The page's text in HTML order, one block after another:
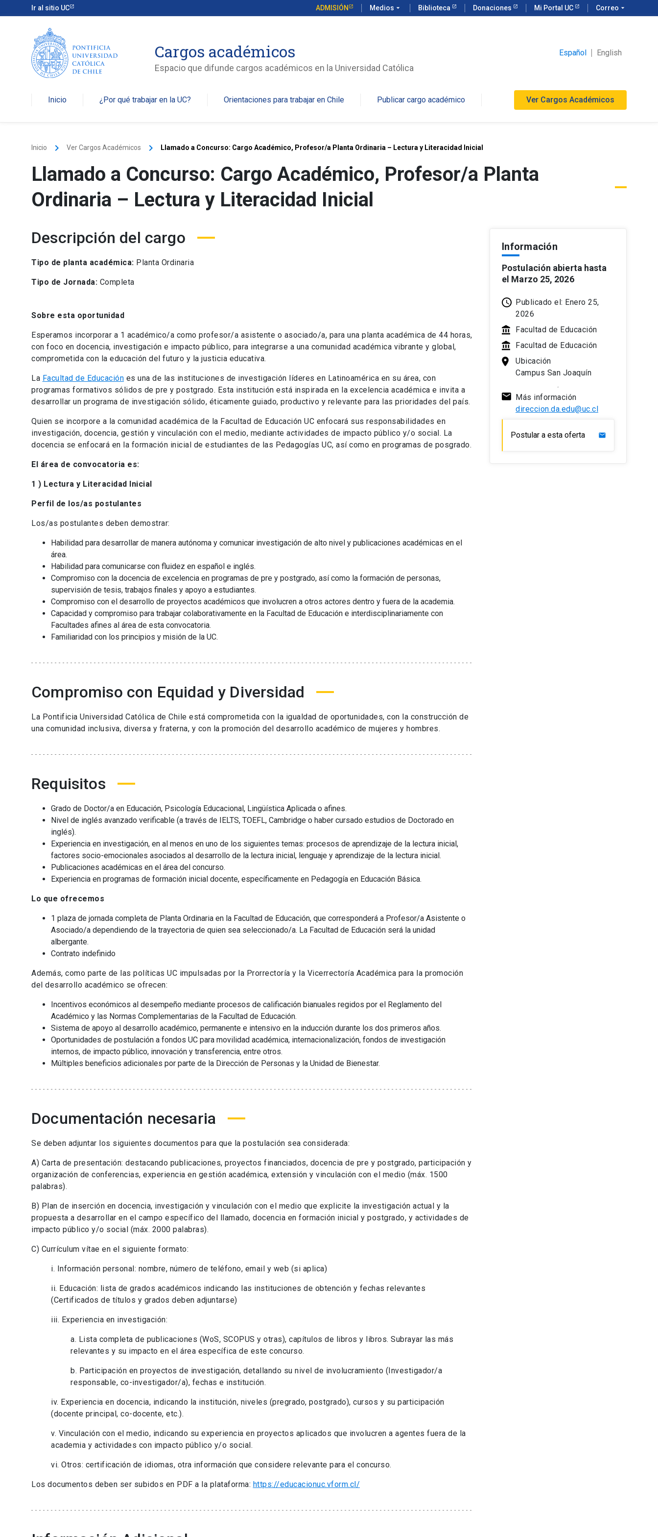
Ir al sitio UC ADMISIÓN Medios arrow_drop_down Biblioteca Donaciones Mi Portal UC Correo arrow_drop_down
Cargos académicos
Espacio que difunde cargos académicos en la Universidad Católica
Español English
Inicio ¿Por qué trabajar en la UC? Orientaciones para trabajar en Chile Publicar cargo académico Ver Cargos Académicos
Inicio keyboard_arrow_right Ver Cargos Académicos keyboard_arrow_right Llamado a Concurso: Cargo Académico, Profesor/a Planta Ordinaria – Lectura y Literacidad Inicial
Llamado a Concurso: Cargo Académico, Profesor/a Planta
Ordinaria – Lectura y Literacidad Inicial
Descripción del cargo
Tipo de planta académica: Planta Ordinaria
Tipo de Jornada: Completa
Sobre esta oportunidad
Esperamos incorporar a 1 académico/a como profesor/a asistente o asociado/a, para una planta académica de 44 horas,
con foco en docencia, investigación e impacto público, para integrarse a una comunidad académica vibrante y global,
comprometida con la educación del futuro y la justicia educativa.
La Facultad de Educación es una de las instituciones de investigación líderes en Latinoamérica en su área, con
programas formativos sólidos de pre y postgrado. Esta institución está inspirada en la excelencia académica e invita a
desarrollar un programa de investigación sólido, éticamente guiado, productivo y relevante para las prioridades del país.
Quien se incorpore a la comunidad académica de la Facultad de Educación UC enfocará sus responsabilidades en
investigación, docencia, gestión y vinculación con el medio, mediante actividades de impacto público y/o social. La
docencia se enfocará en la formación inicial de estudiantes de las Pedagogías UC, así como en programas de posgrado.
El área de convocatoria es:
1 ) Lectura y Literacidad Inicial
Perfil de los/as postulantes
Los/as postulantes deben demostrar:
Habilidad para desarrollar de manera autónoma y comunicar investigación de alto nivel y publicaciones académicas en el
área.
Habilidad para comunicarse con fluidez en español e inglés.
Compromiso con la docencia de excelencia en programas de pre y postgrado, así como la formación de personas,
supervisión de tesis, trabajos finales y apoyo a estudiantes.
Compromiso con el desarrollo de proyectos académicos que involucren a otros actores dentro y fuera de la academia.
Capacidad y compromiso para trabajar colaborativamente en la Facultad de Educación e interdisciplinariamente con
Facultades afines al área de esta convocatoria.
Familiaridad con los principios y misión de la UC.
Compromiso con Equidad y Diversidad
La Pontificia Universidad Católica de Chile está comprometida con la igualdad de oportunidades, con la construcción de
una comunidad inclusiva, diversa y fraterna, y con la promoción del desarrollo académico de mujeres y hombres.
Requisitos
Grado de Doctor/a en Educación, Psicología Educacional, Lingüística Aplicada o afines.
Nivel de inglés avanzado verificable (a través de IELTS, TOEFL, Cambridge o haber cursado estudios de Doctorado en
inglés).
Experiencia en investigación, en al menos en uno de los siguientes temas: procesos de aprendizaje de la lectura inicial,
factores socio-emocionales asociados al desarrollo de la lectura inicial, lenguaje y aprendizaje de la lectura inicial.
Publicaciones académicas en el área del concurso.
Experiencia en programas de formación inicial docente, específicamente en Pedagogía en Educación Básica.
Lo que ofrecemos
1 plaza de jornada completa de Planta Ordinaria en la Facultad de Educación, que corresponderá a Profesor/a Asistente o
Asociado/a dependiendo de la trayectoria de quien sea seleccionado/a. La Facultad de Educación será la unidad
albergante.
Contrato indefinido
Además, como parte de las políticas UC impulsadas por la Prorrectoría y la Vicerrectoría Académica para la promoción
del desarrollo académico se ofrecen:
Incentivos económicos al desempeño mediante procesos de calificación bianuales regidos por el Reglamento del
Académico y las Normas Complementarias de la Facultad de Educación.
Sistema de apoyo al desarrollo académico, permanente e intensivo en la inducción durante los dos primeros años.
Oportunidades de postulación a fondos UC para movilidad académica, internacionalización, fondos de investigación
internos, de impacto público, innovación y transferencia, entre otros.
Múltiples beneficios adicionales por parte de la Dirección de Personas y la Unidad de Bienestar.
Documentación necesaria
Se deben adjuntar los siguientes documentos para que la postulación sea considerada:
A) Carta de presentación: destacando publicaciones, proyectos financiados, docencia de pre y postgrado, participación y
organización de conferencias, experiencia en gestión académica, extensión y vinculación con el medio (máx. 1500
palabras).
B) Plan de inserción en docencia, investigación y vinculación con el medio que explicite la investigación actual y la
propuesta a desarrollar en el campo específico del llamado, docencia en formación inicial y postgrado, y actividades de
impacto público y/o social (máx. 2000 palabras).
C) Currículum vítae en el siguiente formato:
i. Información personal: nombre, número de teléfono, email y web (si aplica)
ii. Educación: lista de grados académicos indicando las instituciones de obtención y fechas relevantes
(Certificados de títulos y grados deben adjuntarse)
iii. Experiencia en investigación:
a. Lista completa de publicaciones (WoS, SCOPUS y otras), capítulos de libros y libros. Subrayar las más
relevantes y su impacto en el área específica de este concurso.
b. Participación en proyectos de investigación, detallando su nivel de involucramiento (Investigador/a
responsable, co-investigador/a), fechas e institución.
iv. Experiencia en docencia, indicando la institución, niveles (pregrado, postgrado), cursos y su participación
(docente principal, co-docente, etc.).
v. Vinculación con el medio, indicando su experiencia en proyectos aplicados que involucren a agentes fuera de la
academia y actividades con impacto público y/o social.
vi. Otros: certificación de idiomas, otra información que considere relevante para el concurso.
Los documentos deben ser subidos en PDF a la plataforma: https://educacionuc.vform.cl/
Información
Postulación abierta hasta
el Marzo 25, 2026
Publicado el: Enero 25,
2026
Facultad de Educación
Facultad de Educación
Ubicación
Campus San Joaquín
Más información
direccion.da.edu@uc.cl
Postular a esta oferta mail